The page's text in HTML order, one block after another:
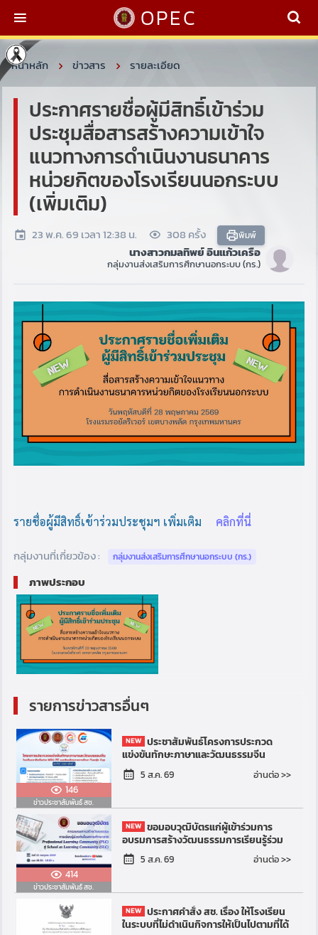
OPEC
หน้าหลัก ข่าวสาร รายละเอียด
ประกาศรายชื่อผู้มีสิทธิ์เข้าร่วม
ประชุมสื่อสารสร้างความเข้าใจ
แนวทางการดำเนินงานธนาคาร
หน่วยกิตของโรงเรียนนอกระบบ
(เพิ่มเติม)
23 พ.ค. 69 เวลา 12:38 น. 308 ครั้ง พิมพ์
นางสาวกมลทิพย์ อินแก้วเครือ
กลุ่มงานส่งเสริมการศึกษานอกระบบ (กร.)
รายชื่อผู้มีสิทธิ์เข้าร่วมประชุมฯ เพิ่มเติม คลิกที่นี่
กลุ่มงานที่เกี่ยวข้อง : กลุ่มงานส่งเสริมการศึกษานอกระบบ (กร.)
ภาพประกอบ
รายการข่าวสารอื่นๆ
146
ข่าวประชาสัมพันธ์ สช.
ประชาสัมพันธ์โครงการประกวด
แข่งขันทักษะภาษาและวัฒนธรรมจีน
โรงเรียนภาคีเครือข่าย MOU และ JTC และ
พันธมิตรทางการศึกษา ประจำป...
5 ส.ค. 69 อ่านต่อ >>
414
ข่าวประชาสัมพันธ์ สช.
ขอมอบวุฒิบัตรแก่ผู้เข้าร่วมการ
อบรมการสร้างวัฒนธรรมการเรียนรู้ร่วม
กันในสถานศึกษาจาก Professional
Learning Community (PLC)...
5 ส.ค. 69 อ่านต่อ >>
ประกาศคำสั่ง สช. เรื่อง ให้โรงเรียน
ในระบบที่ไม่ดำเนินกิจการให้เป็นไปตามที่ได้